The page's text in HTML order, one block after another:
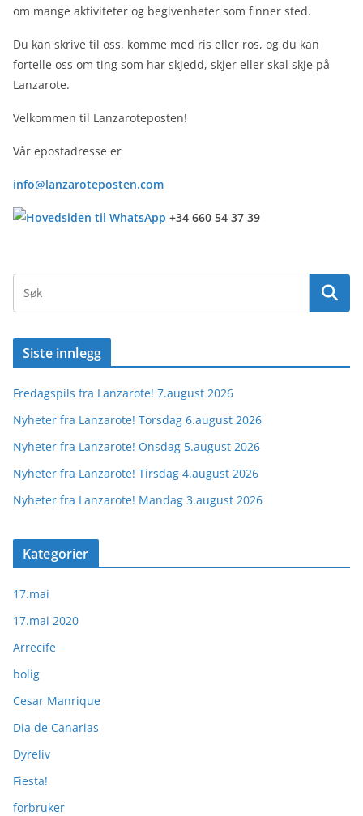
om mange aktiviteter og begivenheter som finner sted.
Du kan skrive til oss, komme med ris eller ros, og du kan
fortelle oss om ting som har skjedd, skjer eller skal skje på
Lanzarote.
Velkommen til Lanzaroteposten!
Vår epostadresse er
info@lanzaroteposten.com
+34 660 54 37 39
Siste innlegg
Fredagspils fra Lanzarote! 7.august 2026
Nyheter fra Lanzarote! Torsdag 6.august 2026
Nyheter fra Lanzarote! Onsdag 5.august 2026
Nyheter fra Lanzarote! Tirsdag 4.august 2026
Nyheter fra Lanzarote! Mandag 3.august 2026
Kategorier
17.mai
17.mai 2020
Arrecife
bolig
Cesar Manrique
Dia de Canarias
Dyreliv
Fiesta!
forbruker